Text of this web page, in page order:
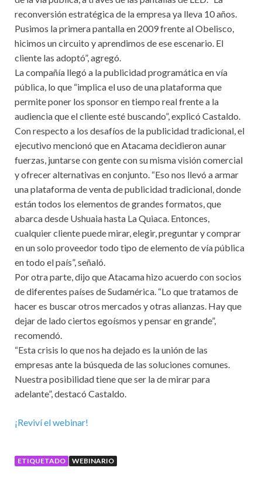
reconversión estratégica de la empresa ya lleva 10 años.
Pusimos la primera pantalla en 2009 frente al Obelisco,
hicimos un circuito y aprendimos de ese escenario. El
cliente las adoptó”, agregó.
La compañía llegó a la publicidad programática en vía
pública, lo que “implica el uso de una plataforma que
permite poner los sponsor en tiempo real frente a la
audiencia que el cliente esté buscando”, explicó Castaldo.
Con respecto a los desafíos de la publicidad tradicional, el
ejecutivo mencionó que en Atacama decidieron aunar
fuerzas, juntarse con gente con su misma visión comercial
y ofrecer alternativas en conjunto. “Eso nos llevó a armar
una plataforma de venta de publicidad tradicional, donde
están todos los elementos de grandes formatos, que
abarca desde Ushuaia hasta La Quiaca. Entonces,
cualquier cliente puede mirar, elegir, preguntar y comprar
en un solo proveedor todo tipo de elemento de vía pública
en todo el país”, señaló.
Por otra parte, dijo que Atacama hizo acuerdo con socios
de diferentes países de Sudamérica. “Lo que tratamos de
hacer es buscar otros mercados y otras alianzas. Hay que
dejar de lado ciertos egoísmos y pensar en grande”,
recomendó.
“Esta crisis lo que nos ha dejado es la unión de las
empresas ante la búsqueda de las soluciones comunes.
Nuestra posibilidad tiene que ser la de mirar para
adelante”, destacó Castaldo.
¡Reviví el webinar!
ETIQUETADO WEBINARIO